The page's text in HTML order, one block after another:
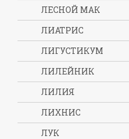
ЛЕСНОЙ МАК
ЛИАТРИС
ЛИГУСТИКУМ
ЛИЛЕЙНИК
ЛИЛИЯ
ЛИХНИС
ЛУК